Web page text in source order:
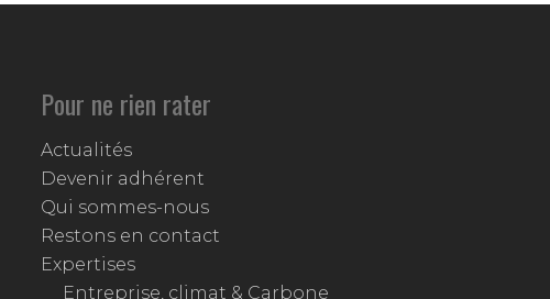
Pour ne rien rater
Actualités
Devenir adhérent
Qui sommes-nous
Restons en contact
Expertises
Entreprise, climat & Carbone